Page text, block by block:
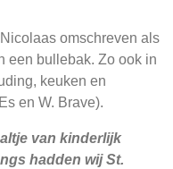
omschreven als
een bullebak. Zo ook in
keuken en
en W. Brave).
van kinderlijk
hadden wij St.